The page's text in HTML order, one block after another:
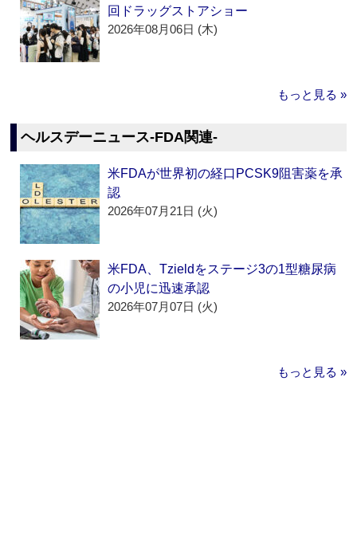
回ドラッグストアショー
2026年08月06日 (木)
もっと見る »
ヘルスデーニュース‐FDA関連‐
米FDAが世界初の経口PCSK9阻害薬を承
認
2026年07月21日 (火)
米FDA、Tzieldをステージ3の1型糖尿病
の小児に迅速承認
2026年07月07日 (火)
もっと見る »